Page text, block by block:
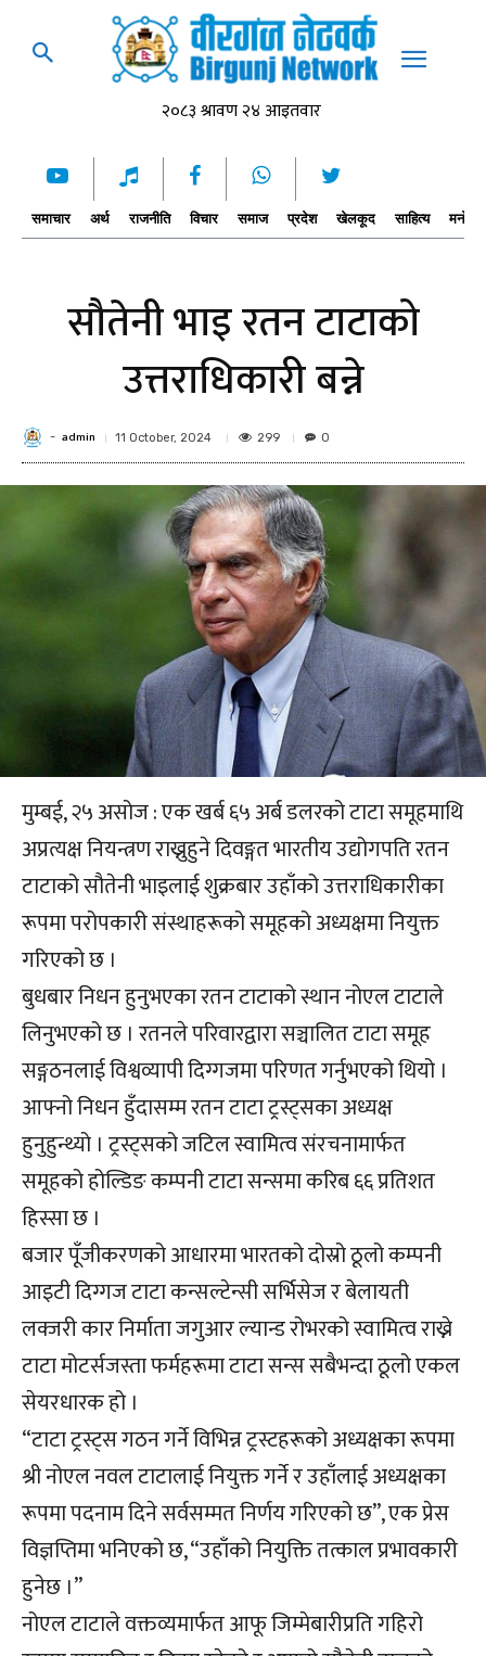
समाचार अर्थ राजनीति विचार समाज प्रदेश खेलकूद साहित्य
सौतेनी भाइ रतन टाटाको
उत्तराधिकारी बन्ने
- admin 11 October, 2024 299 0
मुम्बई, २५ असोज : एक खर्ब ६५ अर्ब डलरको टाटा समूहमाथि
अप्रत्यक्ष नियन्त्रण राख्नुहुने दिवङ्गत भारतीय उद्योगपति रतन
टाटाको सौतेनी भाइलाई शुक्रबार उहाँको उत्तराधिकारीका
रूपमा परोपकारी संस्थाहरूको समूहको अध्यक्षमा नियुक्त
गरिएको छ ।
बुधबार निधन हुनुभएका रतन टाटाको स्थान नोएल टाटाले
लिनुभएको छ । रतनले परिवारद्वारा सञ्चालित टाटा समूह
सङ्गठनलाई विश्वव्यापी दिग्गजमा परिणत गर्नुभएको थियो ।
आफ्नो निधन हुँदासम्म रतन टाटा ट्रस्ट्सका अध्यक्ष
हुनुहुन्थ्यो । ट्रस्ट्सको जटिल स्वामित्व संरचनामार्फत
समूहको होल्डिङ कम्पनी टाटा सन्समा करिब ६६ प्रतिशत
हिस्सा छ ।
बजार पूँजीकरणको आधारमा भारतको दोस्रो ठूलो कम्पनी
आइटी दिग्गज टाटा कन्सल्टेन्सी सर्भिसेज र बेलायती
लक्जरी कार निर्माता जगुआर ल्यान्ड रोभरको स्वामित्व राख्ने
टाटा मोटर्सजस्ता फर्महरूमा टाटा सन्स सबैभन्दा ठूलो एकल
सेयरधारक हो ।
“टाटा ट्रस्ट्स गठन गर्ने विभिन्न ट्रस्टहरूको अध्यक्षका रूपमा
श्री नोएल नवल टाटालाई नियुक्त गर्ने र उहाँलाई अध्यक्षका
रूपमा पदनाम दिने सर्वसम्मत निर्णय गरिएको छ”, एक प्रेस
विज्ञप्तिमा भनिएको छ, “उहाँको नियुक्ति तत्काल प्रभावकारी
हुनेछ ।”
नोएल टाटाले वक्तव्यमार्फत आफू जिम्मेबारीप्रति गहिरो